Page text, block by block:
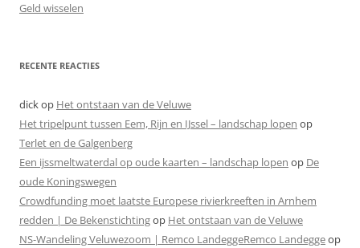
Geld wisselen
RECENTE REACTIES
dickop Het ontstaan van de Veluwe
Het tripelpunt tussen Eem, Rijn en IJssel – landschap lopen op
Terlet en de Galgenberg
Een ijssmeltwaterdal op oude kaarten – landschap lopen op De
oude Koningswegen
Crowdfunding moet laatste Europese rivierkreeften in Arnhem
redden | De Bekenstichtingop Het ontstaan van de Veluwe
NS-Wandeling Veluwezoom | Remco LandeggeRemco Landeggeop